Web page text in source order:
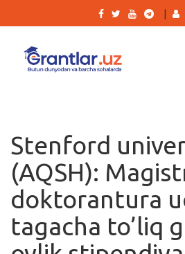
Ishlar
Kurslar
Blog
Yana
Stenford
(AQSH):
doktorantura
tagacha to’liq